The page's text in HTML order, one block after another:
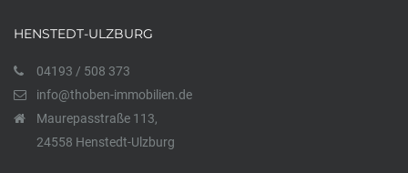
HENSTEDT-ULZBURG
04193 / 508 373
info@thoben-immobilien.de
Maurepasstraße 113,
24558 Henstedt-Ulzburg